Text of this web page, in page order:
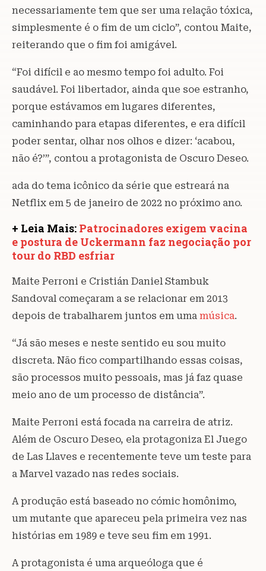
necessariamente tem que ser uma relação tóxica,
simplesmente é o fim de um ciclo”, contou Maite,
reiterando que o fim foi amigável.
“Foi difícil e ao mesmo tempo foi adulto. Foi
saudável. Foi libertador, ainda que soe estranho,
porque estávamos em lugares diferentes,
caminhando para etapas diferentes, e era difícil
poder sentar, olhar nos olhos e dizer: ‘acabou,
não é?’”, contou a protagonista de Oscuro Deseo.
ada do tema icônico da série que estreará na
Netflix em 5 de janeiro de 2022 no próximo ano.
+ Leia Mais: Patrocinadores exigem vacina
e postura de Uckermann faz negociação por
tour do RBD esfriar
Maite Perroni e Cristián Daniel Stambuk
Sandoval começaram a se relacionar em 2013
depois de trabalharem juntos em uma música.
“Já são meses e neste sentido eu sou muito
discreta. Não fico compartilhando essas coisas,
são processos muito pessoais, mas já faz quase
meio ano de um processo de distância”.
Maite Perroni está focada na carreira de atriz.
Além de Oscuro Deseo, ela protagoniza El Juego
de Las Llaves e recentemente teve um teste para
a Marvel vazado nas redes sociais.
A produção está baseado no cómic homônimo,
um mutante que apareceu pela primeira vez nas
histórias em 1989 e teve seu fim em 1991.
A protagonista é uma arqueóloga que é